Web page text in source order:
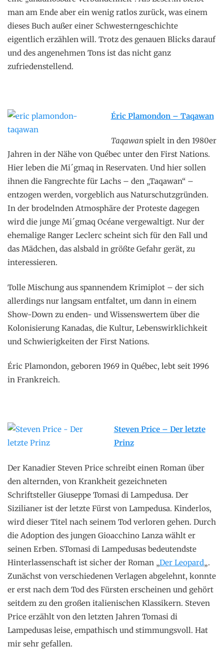
man am Ende aber ein wenig ratlos zurück, was einem
dieses Buch außer einer Schwesterngeschichte
eigentlich erzählen will. Trotz des genauen Blicks darauf
und des angenehmen Tons ist das nicht ganz
zufriedenstellend.
Éric Plamondon – Taqawan
Taqawanspielt in den 1980er
Jahren in der Nähe von Québec unter den First Nations.
Hier leben die Mi´gmaq in Reservaten. Und hier sollen
ihnen die Fangrechte für Lachs – den „Taqawan“ –
entzogen werden, vorgeblich aus Naturschutzgründen.
In der brodelnden Atmosphäre der Proteste dagegen
wird die junge Mi´gmaq Océane vergewaltigt. Nur der
ehemalige Ranger Leclerc scheint sich für den Fall und
das Mädchen, das alsbald in größte Gefahr gerät, zu
interessieren.
Tolle Mischung aus spannendem Krimiplot – der sich
allerdings nur langsam entfaltet, um dann in einem
Show-Down zu enden- und Wissenswertem über die
Kolonisierung Kanadas, die Kultur, Lebenswirklichkeit
und Schwierigkeiten der First Nations.
Éric Plamondon, geboren 1969 in Québec, lebt seit 1996
in Frankreich.
Steven Price – Der letzte
Prinz
Der Kanadier Steven Price schreibt einen Roman über
den alternden, von Krankheit gezeichneten
Schriftsteller Giuseppe Tomasi di Lampedusa. Der
Sizilianer ist der letzte Fürst von Lampedusa. Kinderlos,
wird dieser Titel nach seinem Tod verloren gehen. Durch
die Adoption des jungen Gioacchino Lanza wählt er
seinen Erben. STomasi di Lampedusas bedeutendste
Hinterlassenschaft ist sicher der Roman „Der Leopard„.
Zunächst von verschiedenen Verlagen abgelehnt, konnte
er erst nach dem Tod des Fürsten erscheinen und gehört
seitdem zu den großen italienischen Klassikern. Steven
Price erzählt von den letzten Jahren Tomasi di
Lampedusas leise, empathisch und stimmungsvoll. Hat
mir sehr gefallen.